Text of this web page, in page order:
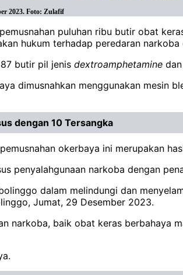
2023. Foto: Zulafif
puluhan ribu butir obat
hukum terhadap peredaran
butir pil jenis dextroamphetamine
dimusnahkan menggunakan mesin
dengan 10 Tersangka
okerbaya ini merupakan
penyalahgunaan narkoba dengan
dalam melindungi dan
Jumat, 29 Desember 2023.
narkoba, baik obat keras berbahaya